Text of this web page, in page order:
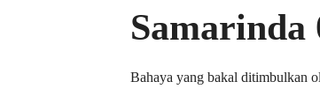
Samarinda
Bahaya yang bakal ditimbulkan